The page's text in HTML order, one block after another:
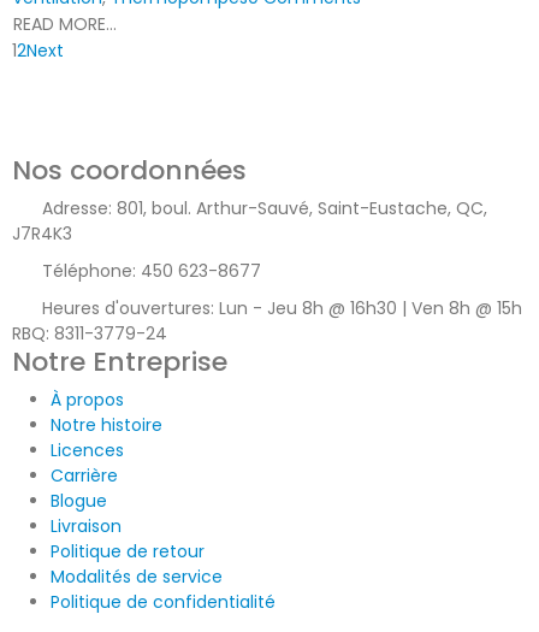
READ MORE...
12Next
Nos coordonnées
Adresse: 801, boul. Arthur-Sauvé, Saint-Eustache, QC,
J7R4K3
Téléphone: 450 623-8677
Heures d'ouvertures: Lun - Jeu 8h @ 16h30 | Ven 8h @ 15h
RBQ: 8311-3779-24
Notre Entreprise
À propos
Notre histoire
Licences
Carrière
Blogue
Livraison
Politique de retour
Modalités de service
Politique de confidentialité